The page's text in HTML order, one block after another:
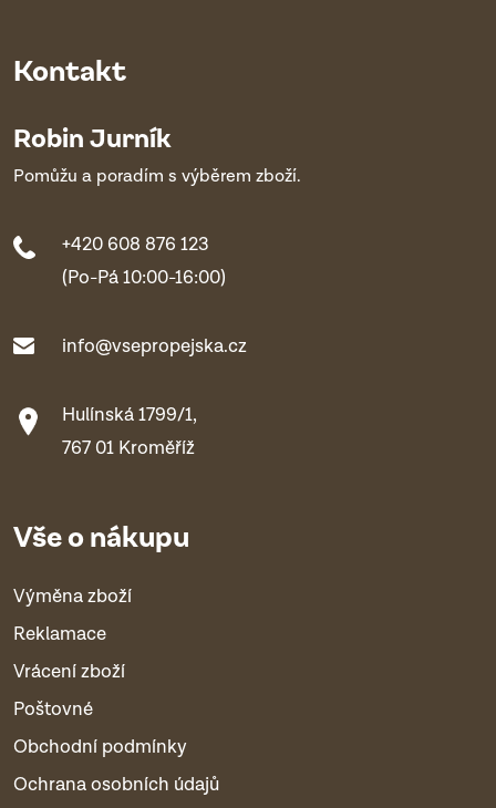
Kontakt
Robin Jurník
Pomůžu a poradím s výběrem zboží.
+420 608 876 123
(Po-Pá 10:00-16:00)
info@vsepropejska.cz
Hulínská 1799/1,
767 01 Kroměříž
Vše o nákupu
Výměna zboží
Reklamace
Vrácení zboží
Poštovné
Obchodní podmínky
Ochrana osobních údajů